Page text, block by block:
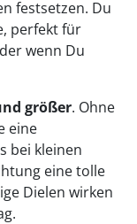
festsetzen. Du
perfekt für
wenn Du
größer. Ohne
eine
bei kleinen
eine tolle
Dielen wirken